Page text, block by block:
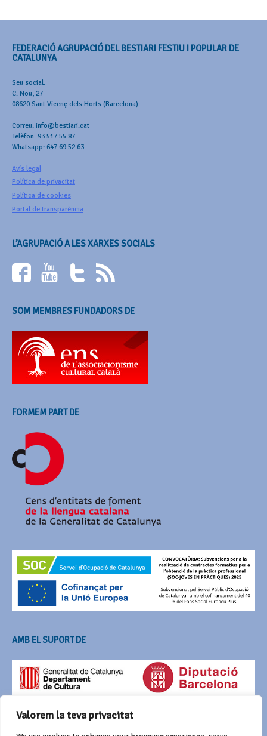
Valorem la teva privacitat
FEDERACIÓ AGRUPACIÓ DEL BESTIARI FESTIU I POPULAR DE
CATALUNYA
Seu social:
C. Nou, 27
08620 Sant Vicenç dels Horts (Barcelona)
Correu: info@bestiari.cat
Telèfon: 93 517 55 87
Whatsapp: 647 69 52 63
Avís legal
Política de privacitat
Política de cookies
Portal de transparència
L’AGRUPACIÓ A LES XARXES SOCIALS
SOM MEMBRES FUNDADORS DE
FORMEM PART DE
AMB EL SUPORT DE